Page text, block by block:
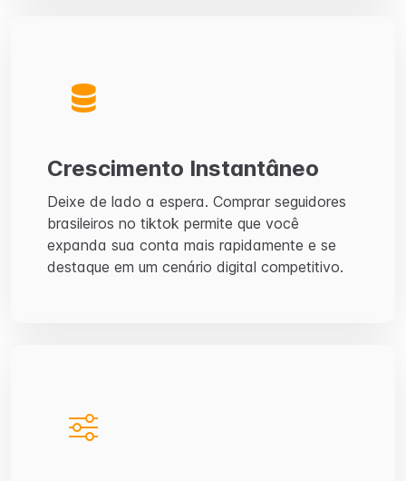
Crescimento Instantâneo
Deixe de lado a espera. Comprar seguidores
brasileiros no tiktok permite que você
expanda sua conta mais rapidamente e se
destaque em um cenário digital competitivo.